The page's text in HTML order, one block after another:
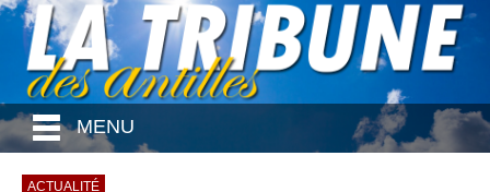
MENU
ACTUALITÉ